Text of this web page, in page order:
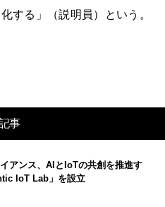
する」（説明員）という。
事
アンス、AIとIoTの共創を推進す
IoT Lab」を設立